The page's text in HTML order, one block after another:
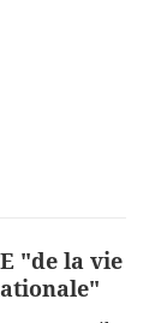
"de la vie